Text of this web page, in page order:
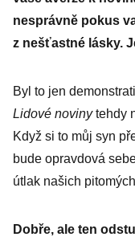
nesprávně pokus
z nešťastné lásky.
Byl to jen
Lidové novinytehdy
Když si to můj syn
bude opravdová
útlak našich
Dobře, ale ten